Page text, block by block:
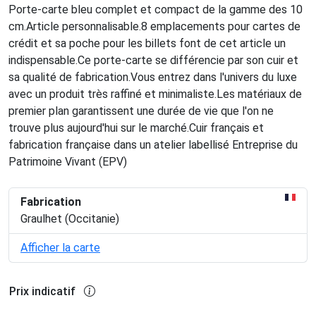
Porte-carte bleu complet et compact de la gamme des 10
cm.Article personnalisable.8 emplacements pour cartes de
crédit et sa poche pour les billets font de cet article un
indispensable.Ce porte-carte se différencie par son cuir et
sa qualité de fabrication.Vous entrez dans l'univers du luxe
avec un produit très raffiné et minimaliste.Les matériaux de
premier plan garantissent une durée de vie que l'on ne
trouve plus aujourd'hui sur le marché.Cuir français et
fabrication française dans un atelier labellisé Entreprise du
Patrimoine Vivant (EPV)
Fabrication
Graulhet (Occitanie)
Afficher la carte
Prix indicatif